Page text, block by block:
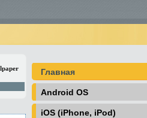
Главная
Android OS
iOS (iPhone, iPod)